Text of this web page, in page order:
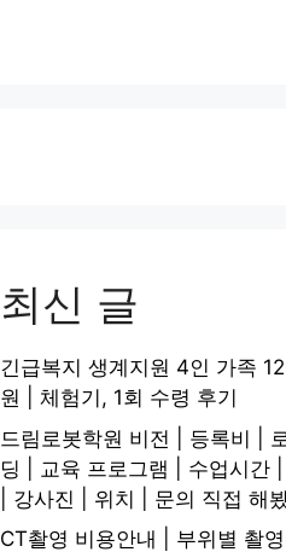
최신 글
긴급복지 생계지원 4인 가족
원 | 체험기, 1회 수령 후기
드림로봇학원 비전 | 등록비 |
딩 | 교육 프로그램 | 수업시간
| 강사진 | 위치 | 문의 직접 해
CT촬영 비용안내 | 부위별 촬